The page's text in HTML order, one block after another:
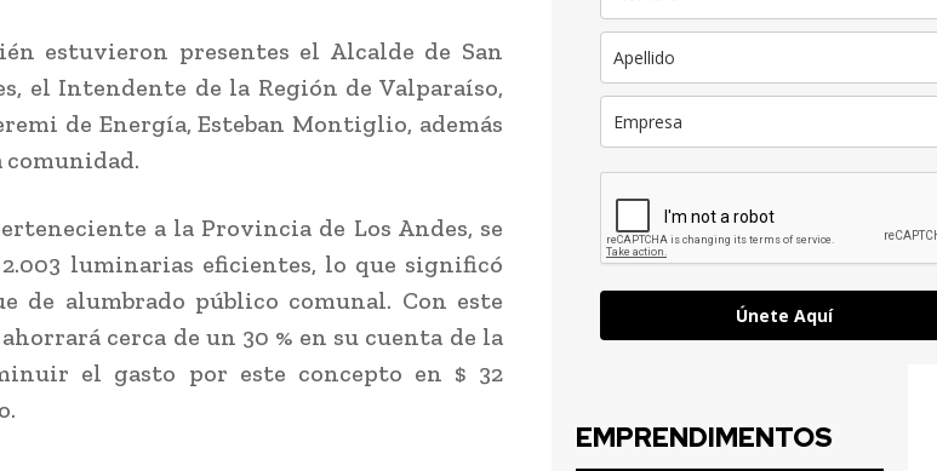
estuvieron presentes el Alcalde de San
el Intendente de la Región de Valparaíso,
de Energía, Esteban Montiglio, además
comunidad.
a la Provincia de Los Andes, se
luminarias eficientes, lo que significó
de alumbrado público comunal. Con este
cerca de un 30 % en su cuenta de la
el gasto por este concepto en $ 32
Únete Aquí
EMPRENDIMENTOS